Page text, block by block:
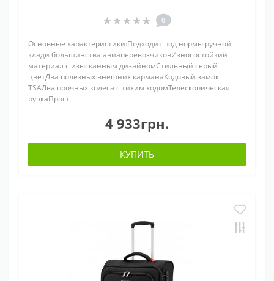
0
Основные характеристики:Подходит под нормы ручной
клади большинства авиаперевозчиковИзносостойкий
материал с изысканным дизайномСтильный серый
цветДва полезных внешних карманаКодовый замок
TSAДва прочных колеса с тихим ходомТелескопическая
ручкаПрост..
4 933грн.
КУПИТЬ